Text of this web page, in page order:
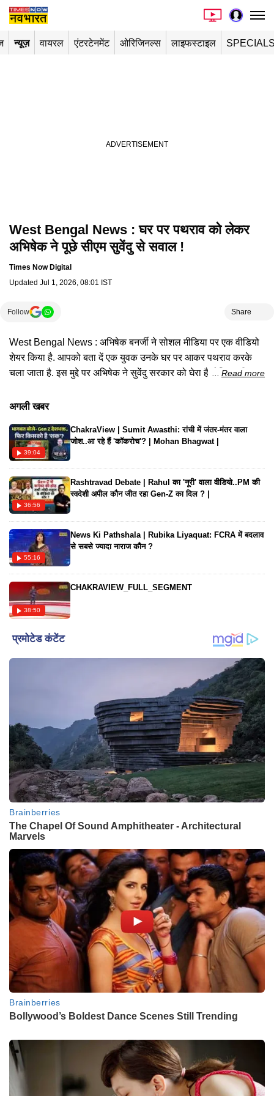
न्यूज़ वायरल एंटरटेनमेंट ओरिजिनल्स लाइफस्टाइल
West Bengal News : घर पर पथराव को लेकर
अभिषेक ने पूछे सीएम सुवेंदु से सवाल !
Times Now Digital
Updated Jul 1, 2026, 08:01 IST
Follow Share
West Bengal News : अभिषेक बनर्जी ने सोशल मीडिया पर एक वीडियो
शेयर किया है. आपको बता दें एक युवक उनके घर पर आकर पथराव करके
चला जाता है. इस मुद्दे पर अभिषेक ने सुवेंदु सरकार को घेरा है. देखिए पूरी
Read more
अगली खबर
39:04
ChakraView | Sumit Awasthi: रांची में जंतर-मंतर वाला
जोश..आ रहे हैं 'कॉकरोच'? | Mohan Bhagwat |
36:56
Rashtravad Debate | Rahul का 'नूरी' वाला वीडियो..PM की
स्वदेशी अपील कौन जीत रहा Gen-Z का दिल ? |
55:16
News Ki Pathshala | Rubika Liyaquat: FCRA में बदलाव
से सबसे ज्यादा नाराज कौन ?
38:50
CHAKRAVIEW_FULL_SEGMENT